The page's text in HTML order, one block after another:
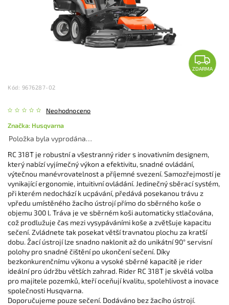
ZDARMA
Kód: 9676287-02
Neohodnoceno
Značka: Husqvarna
Položka byla vyprodána…
RC 318T je robustní a všestranný rider s inovativním designem,
který nabízí vyjímečný výkon a efektivitu, snadné ovládání,
výtečnou manévrovatelnost a příjemné svezení. Samozřejmostí je
vynikající ergonomie, intuitivní ovládání. Jedinečný sběrací systém,
při kterém nedochází k ucpávání, předává posekanou trávu z
vpředu umístěného žacího ústrojí přímo do sběrného koše o
objemu 300 l. Tráva je ve sběrném koši automaticky stlačována,
což prodlužuje čas mezi vysypáváními koše a zvětšuje kapacitu
sečení. Zvládnete tak posekat větší travnatou plochu za kratší
dobu. Žací ústrojí lze snadno naklonit až do unikátní 90° servisní
polohy pro snadné čištění po ukončení sečení. Díky
bezkonkurenčnímu výkonu a vysoké sběrné kapacitě je rider
ideální pro údržbu větších zahrad. Rider RC 318T je skvělá volba
pro majitele pozemků, kteří oceňují kvalitu, spolehlivost a inovace
společnosti Husqvarna.
Doporučujeme pouze sečení. Dodáváno bez žacího ústrojí.